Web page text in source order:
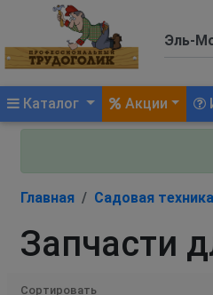
Каталог (current)Акции
Главная Садовая техника
Запчасти
Сортировать